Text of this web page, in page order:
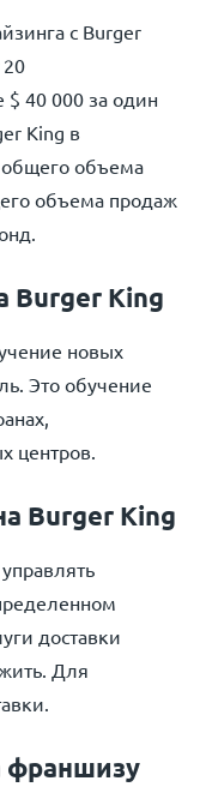
с Burger
20
40 000 за один
King в
общего объема
объема продаж
Burger King
новых
Это обучение
центров.
Burger King
доставки
Для
франшизу